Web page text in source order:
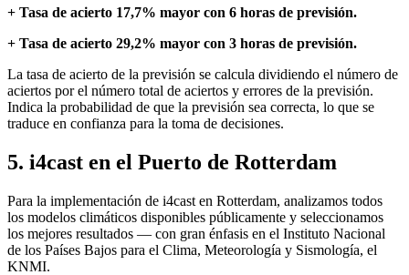
+ Tasa de acierto 17,7% mayor con 6 horas de previsión.
+ Tasa de acierto 29,2% mayor con 3 horas de previsión.
La tasa de acierto de la previsión se calcula dividiendo el número de
aciertos por el número total de aciertos y errores de la previsión.
Indica la probabilidad de que la previsión sea correcta, lo que se
traduce en confianza para la toma de decisiones.
5. i4cast en el Puerto de Rotterdam
Para la implementación de i4cast en Rotterdam, analizamos todos
los modelos climáticos disponibles públicamente y seleccionamos
los mejores resultados — con gran énfasis en el Instituto Nacional
de los Países Bajos para el Clima, Meteorología y Sismología, el
KNMI.